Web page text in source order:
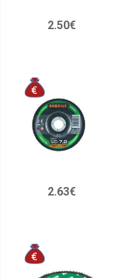
2.50€
2.63€